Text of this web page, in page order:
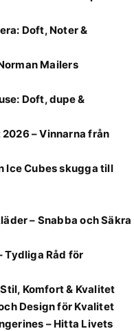
Doft, Noter &
Mailers
Doft, dupe &
– Vinnarna från
Ice Cubes skugga till
– Snabba och Säkra
Tydliga Råd för
Komfort & Kvalitet
Design för Kvalitet
– Hitta Livets